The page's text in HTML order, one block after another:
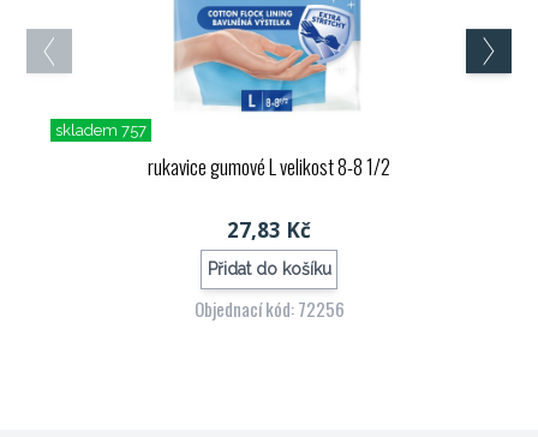
skladem 757
rukavice gumové L velikost 8-8 1/2
27,83 Kč
Přidat do košíku
Objednací kód: 72256